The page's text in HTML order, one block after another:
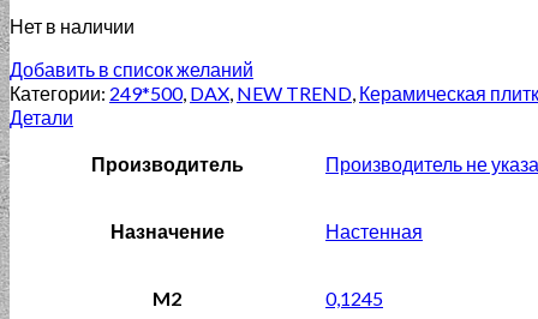
Нет в наличии
Добавить в список желаний
Категории: 249*500, DAX, NEW TREND, Керамическая
Детали
Производитель Производитель не
Назначение Настенная
M2 0,1245